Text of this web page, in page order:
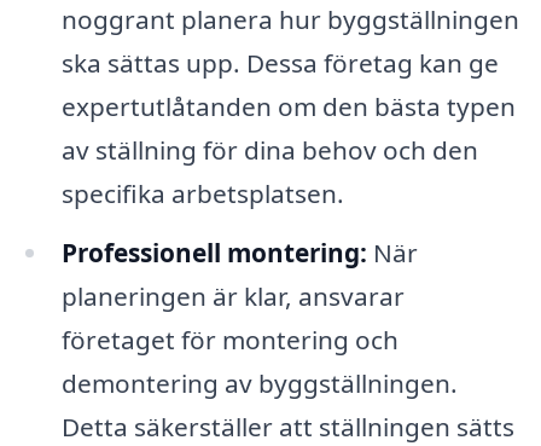
noggrant planera hur byggställningen
ska sättas upp. Dessa företag kan ge
expertutlåtanden om den bästa typen
av ställning för dina behov och den
specifika arbetsplatsen.
Professionell montering: När
planeringen är klar, ansvarar
företaget för montering och
demontering av byggställningen.
Detta säkerställer att ställningen sätts